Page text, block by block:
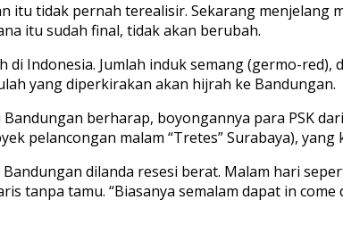
itu tidak pernah terealisir. Sekarang menjelang
itu sudah final, tidak akan berubah.
di Indonesia. Jumlah induk semang (germo-
yang diperkirakan akan hijrah ke Bandungan.
berharap, boyongannya para PSK
pelancongan malam “Tretes” Surabaya),
dilanda resesi berat. Malam hari
tanpa tamu. “Biasanya semalam dapat in